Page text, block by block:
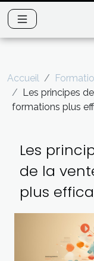
Accueil
Les principes
formations plus
Les
de la
plus